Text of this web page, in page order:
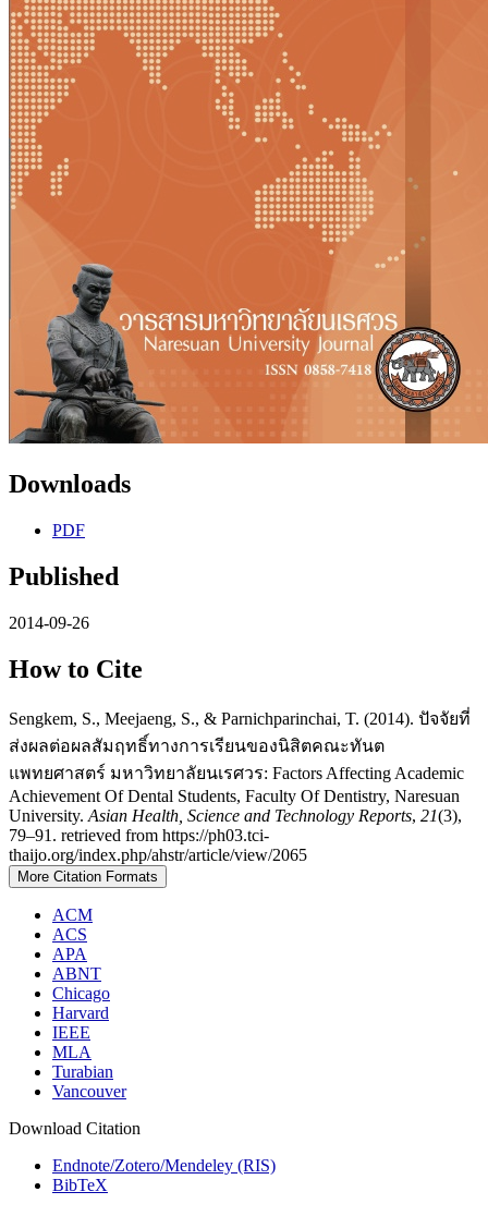
Downloads
PDF
Published
2014-09-26
How to Cite
Sengkem, S., Meejaeng, S., & Parnichparinchai, T. (2014). ปัจจัยที่
ส่งผลต่อผลสัมฤทธิ์ทางการเรียนของนิสิตคณะทันต
แพทยศาสตร์ มหาวิทยาลัยนเรศวร: Factors Affecting Academic
Achievement Of Dental Students, Faculty Of Dentistry, Naresuan
University.Asian Health, Science and Technology Reports, 21(3),
79–91. retrieved from https://ph03.tci-
thaijo.org/index.php/ahstr/article/view/2065
More Citation Formats
ACM
ACS
APA
ABNT
Chicago
Harvard
IEEE
MLA
Turabian
Vancouver
Download Citation
Endnote/Zotero/Mendeley (RIS)
BibTeX